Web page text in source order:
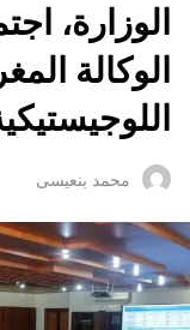
الوزارة،
الوكالة
محمد بنعيسى